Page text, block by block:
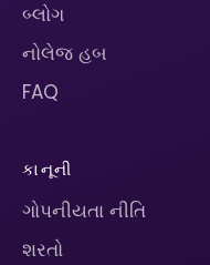
બ્લોગ
નોલેજ હબ
FAQ
કાનૂની
ગોપનીયતા નીતિ
શરતો